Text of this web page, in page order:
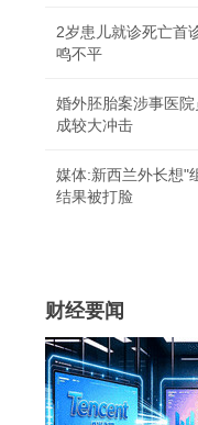
2岁患儿就诊死亡首
鸣不平
婚外胚胎案涉事医
成较大冲击
媒体:新西兰外长想"
结果被打脸
财经要闻